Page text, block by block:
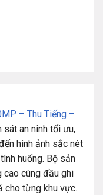
– Thu Tiếng –
sát an ninh tối ưu,
hình ảnh sắc nét
huống. Bộ sản
cao cùng đầu ghi
cho từng khu vực.